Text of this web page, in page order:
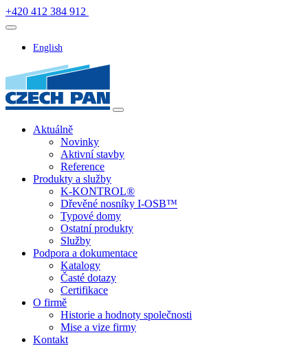
+420 412 384 912
English
Aktuálně
Novinky
Aktivní stavby
Reference
Produkty a služby
K-KONTROL®
Dřevěné nosníky I-OSB™
Typové domy
Ostatní produkty
Služby
Podpora a dokumentace
Katalogy
Časté dotazy
Certifikace
O firmě
Historie a hodnoty společnosti
Mise a vize firmy
Kontakt